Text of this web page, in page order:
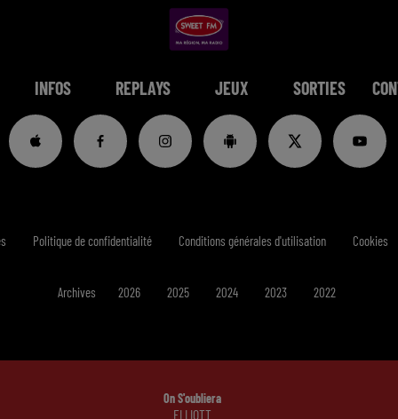
INFOS REPLAYS JEUX SORTIES
On S'oubliera
ELLIOTT
Politique de confidentialité Conditions générales d'utilisation Cookies
Archives 2026 2025 2024 2023 2022